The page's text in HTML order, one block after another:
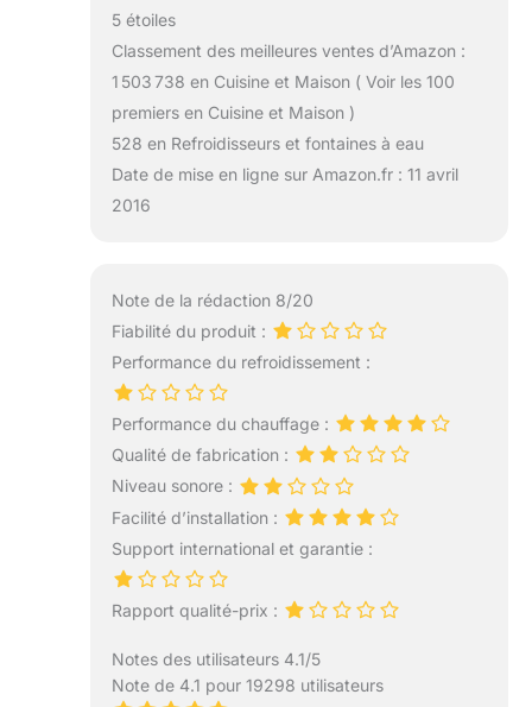
5 étoiles
Classement des meilleures ventes d’Amazon :
1 503 738 en Cuisine et Maison ( Voir les 100
premiers en Cuisine et Maison )
528 en Refroidisseurs et fontaines à eau
Date de mise en ligne sur Amazon.fr : 11 avril
2016
Note de la rédaction 8/20
Fiabilité du produit :
Performance du refroidissement :
Performance du chauffage :
Qualité de fabrication :
Niveau sonore :
Facilité d’installation :
Support international et garantie :
Rapport qualité-prix :
Notes des utilisateurs 4.1/5
Note de 4.1 pour 19298 utilisateurs